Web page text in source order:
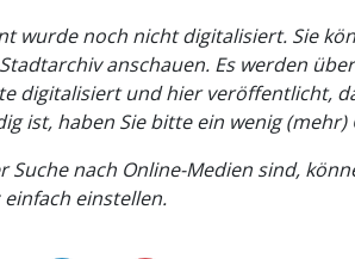
wurde noch nicht digitalisiert. Sie
anschauen. Es werden
digitalisiert und hier veröffentlicht,
ist, haben Sie bitte ein wenig (mehr)
Suche nach Online-Medien sind,
einfach einstellen.